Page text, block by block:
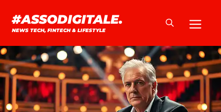
contenuto
#ASSODIGITALE.
NEWS TECH, FINTECH & LIFESTYLE